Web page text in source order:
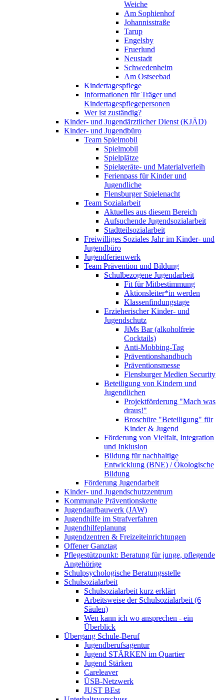
Weiche
Am Sophienhof
Johannisstraße
Tarup
Engelsby
Fruerlund
Neustadt
Schwedenheim
Am Ostseebad
Kindertagespflege
Informationen für Träger und
Kindertagespflegepersonen
Wer ist zuständig?
Kinder- und Jugendärztlicher Dienst (KJÄD)
Kinder- und Jugendbüro
Team Spielmobil
Spielmobil
Spielplätze
Spielgeräte- und Materialverleih
Ferienpass für Kinder und
Jugendliche
Flensburger Spielenacht
Team Sozialarbeit
Aktuelles aus diesem Bereich
Aufsuchende Jugendsozialarbeit
Stadtteilsozialarbeit
Freiwilliges Soziales Jahr im Kinder- und
Jugendbüro
Jugendferienwerk
Team Prävention und Bildung
Schulbezogene Jugendarbeit
Fit für Mitbestimmung
Aktionsleiter*in werden
Klassenfindungstage
Erzieherischer Kinder- und
Jugendschutz
JiMs Bar (alkoholfreie
Cocktails)
Anti-Mobbing-Tag
Präventionshandbuch
Präventionsmesse
Flensburger Medien Security
Beteiligung von Kindern und
Jugendlichen
Projektförderung "Mach was
draus!"
Broschüre "Beteiligung" für
Kinder & Jugend
Förderung von Vielfalt, Integration
und Inklusion
Bildung für nachhaltige
Entwicklung (BNE) / Ökologische
Bildung
Förderung Jugendarbeit
Kinder- und Jugendschutzzentrum
Kommunale Präventionskette
Jugendaufbauwerk (JAW)
Jugendhilfe im Strafverfahren
Jugendhilfeplanung
Jugendzentren & Freizeiteinrichtungen
Offener Ganztag
Pflegestützpunkt: Beratung für junge, pflegende
Angehörige
Schulpsychologische Beratungsstelle
Schulsozialarbeit
Schulsozialarbeit kurz erklärt
Arbeitsweise der Schulsozialarbeit (6
Säulen)
Wen kann ich wo ansprechen - ein
Überblick
Übergang Schule-Beruf
Jugendberufsagentur
Jugend STÄRKEN im Quartier
Jugend Stärken
Careleaver
ÜSB-Netzwerk
JUST BEst